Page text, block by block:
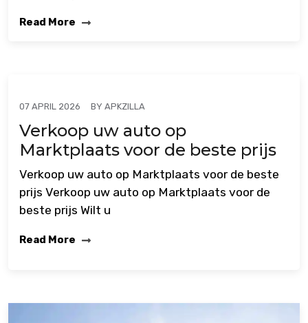
Read More
07 APRIL 2026 BY APKZILLA
Verkoop uw auto op
Marktplaats voor de beste prijs
Verkoop uw auto op Marktplaats voor de beste
prijs Verkoop uw auto op Marktplaats voor de
beste prijs Wilt u
Read More